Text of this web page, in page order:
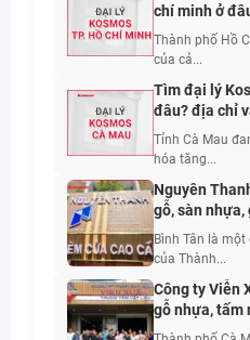
chí minh ở
hệ?
Thành phố Hồ
của cả...
Tìm đại lý
đâu? địa chỉ
Tỉnh Cà Mau
hóa tăng...
Nguyên
gỗ, sàn
ốp nhựa, tấm
tường, rèm
Bình Tân là
của Thành...
Công ty Viễn
gỗ nhựa, tấm
thi công sửa